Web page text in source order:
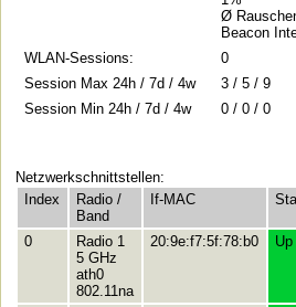
Ø
Beacon
WLAN-Sessions:
0
Session Max 24h / 7d / 4w
3 / 5 / 9
Session Min 24h / 7d / 4w
0 / 0 / 0
Netzwerkschnittstellen:
Index
Radio /
Band
If-MAC
0
Radio 1
5 GHz
ath0
802.11na
20:9e:f7:5f:78:b0 Up